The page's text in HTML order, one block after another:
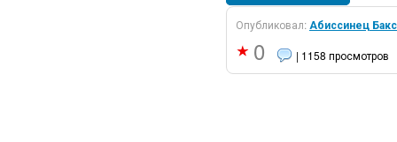
Опубликовал:Абиссинец Бакс
0 | 1158 просмотров